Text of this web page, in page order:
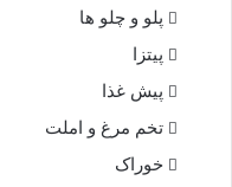
پیاده بدید اندرو با سوار
همه کرده آرایش کارزار
ز اسبان و پیلان و دستور شاه
پلو و چلو ها
پیتزا
پیش غذا
تخم مرغ و املت
خوراک